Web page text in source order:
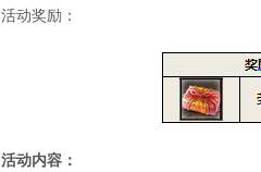
活动奖励：
活动内容：